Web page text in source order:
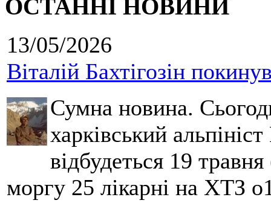
ОСТАННІ НОВИНИ
13/05/2026
Віталій Бахтігозін
Сумна новина.
харківський
відбудеться 19
моргу 25 лікарні на ХТЗ